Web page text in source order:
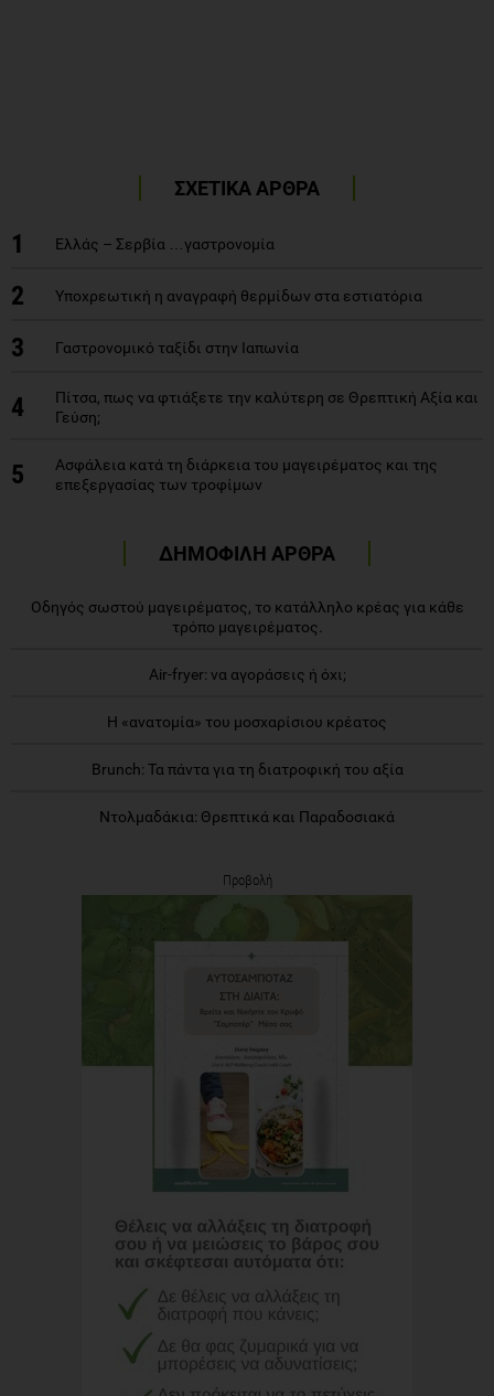
ΣΧΕΤΙΚΑ ΑΡΘΡΑ
1 Ελλάς – Σερβία …γαστρονομία
2 Υποχρεωτική η αναγραφή θερμίδων στα εστιατόρια
3 Γαστρονομικό ταξίδι στην Ιαπωνία
4
Πίτσα, πως να φτιάξετε την καλύτερη σε Θρεπτική Αξία και
Γεύση;
5
Aσφάλεια κατά τη διάρκεια του μαγειρέματος και της
επεξεργασίας των τροφίμων
ΔΗΜΟΦΙΛΗ ΑΡΘΡΑ
Οδηγός σωστού μαγειρέματος, το κατάλληλο κρέας για κάθε
τρόπο μαγειρέματος.
Air-fryer: να αγοράσεις ή όχι;
Η «ανατομία» του μοσχαρίσιου κρέατος
Brunch: Τα πάντα για τη διατροφική του αξία
Ντολμαδάκια: Θρεπτικά και Παραδοσιακά
Προβολή